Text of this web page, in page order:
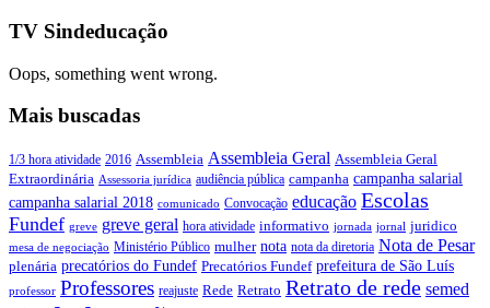
TV Sindeducação
Oops, something went wrong.
Mais buscadas
1/3 hora atividade 2016 Assembleia Assembleia Geral Assembleia Geral
Extraordinária Assessoria jurídica audiência pública campanha campanha salarial
campanha salarial 2018 comunicado Convocação educação Escolas
Fundef greve greve geral hora atividade informativo jornada jornal juridico
mesa de negociação Ministério Público mulher nota nota da diretoria Nota de Pesar
plenária precatórios do Fundef Precatórios Fundef prefeitura de São Luís
professor Professores reajuste Rede Retrato Retrato de rede semed